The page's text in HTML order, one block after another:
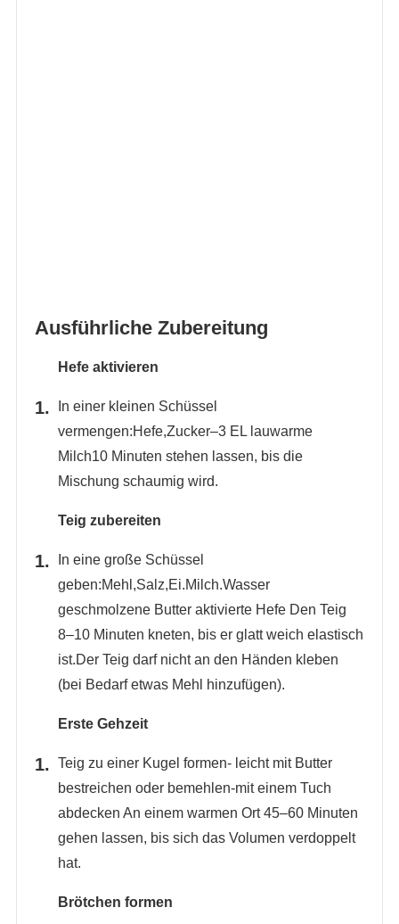
Ausführliche Zubereitung
Hefe aktivieren
In einer kleinen Schüssel
vermengen:Hefe,Zucker–3 EL lauwarme
Milch10 Minuten stehen lassen, bis die
Mischung schaumig wird.
Teig zubereiten
In eine große Schüssel
geben:Mehl,Salz,Ei.Milch.Wasser
geschmolzene Butter aktivierte Hefe Den Teig
8–10 Minuten kneten, bis er glatt weich elastisch
ist.Der Teig darf nicht an den Händen kleben
(bei Bedarf etwas Mehl hinzufügen).
Erste Gehzeit
Teig zu einer Kugel formen- leicht mit Butter
bestreichen oder bemehlen-mit einem Tuch
abdecken An einem warmen Ort 45–60 Minuten
gehen lassen, bis sich das Volumen verdoppelt
hat.
Brötchen formen